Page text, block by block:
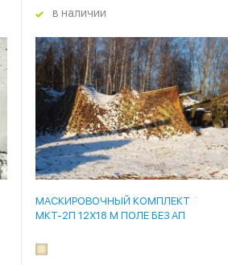
в наличии
МАСКИРОВОЧНЫЙ КОМПЛЕКТ
МКТ-2П 12Х18 М ПОЛЕ БЕЗ АП